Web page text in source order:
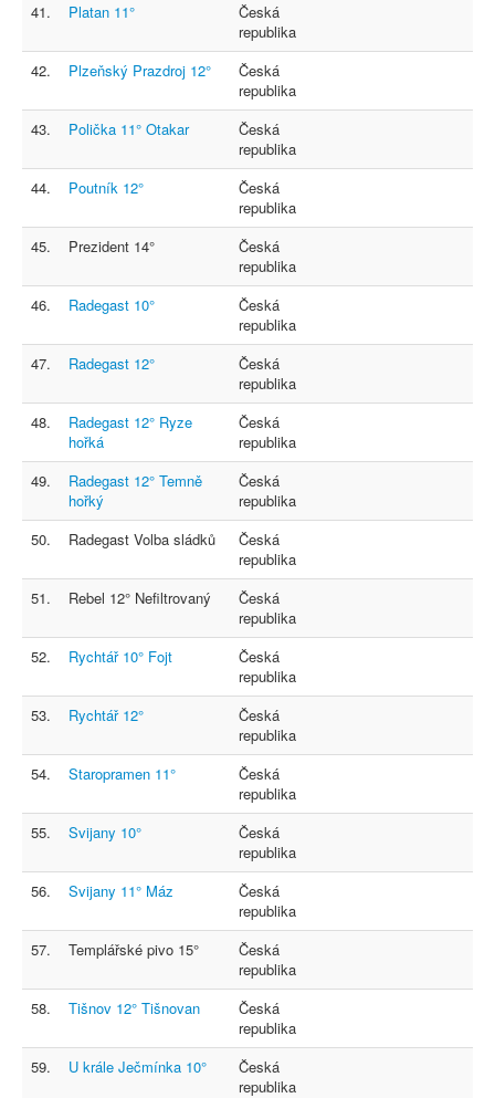
41.
Platan 11°
Česká
republika
42.
Plzeňský Prazdroj 12°
Česká
republika
43.
Polička 11° Otakar
Česká
republika
44.
Poutník 12°
Česká
republika
45.
Prezident 14°
Česká
republika
46.
Radegast 10°
Česká
republika
47.
Radegast 12°
Česká
republika
48.
Radegast 12° Ryze
hořká
Česká
republika
49.
Radegast 12° Temně
hořký
Česká
republika
50.
Radegast Volba sládků
Česká
republika
51.
Rebel 12° Nefiltrovaný
Česká
republika
52.
Rychtář 10° Fojt
Česká
republika
53.
Rychtář 12°
Česká
republika
54.
Staropramen 11°
Česká
republika
55.
Svijany 10°
Česká
republika
56.
Svijany 11° Máz
Česká
republika
57.
Templářské pivo 15°
Česká
republika
58.
Tišnov 12° Tišnovan
Česká
republika
59.
U krále Ječmínka 10°
Česká
republika